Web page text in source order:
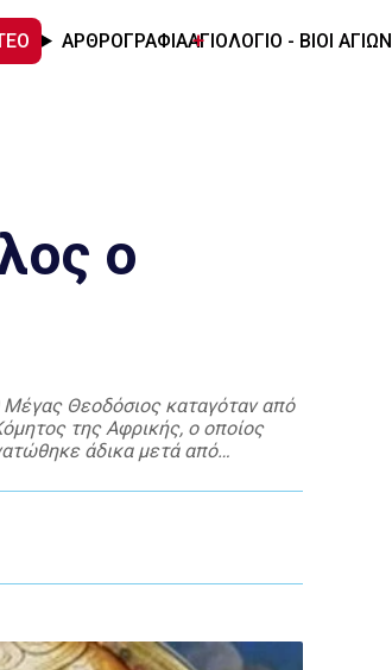
ΑΡΘΡΟΓΡΑΦΙΑΑΓΙΟΛΟΓΙΟ - ΒΙΟΙ ΑΓΙΩΝ
ο
Μέγας Θεοδόσιος καταγόταν από
της Αφρικής, ο οποίος
άδικα μετά από